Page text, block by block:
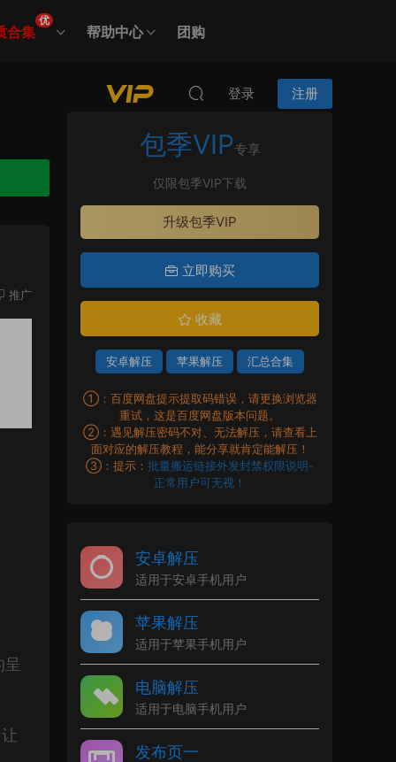
合集
优
帮助中心 团购
登录 注册
推广
呈
包季VIP专享
仅限包季VIP下载
升级包季VIP
立即购买
收藏
安卓解压 苹果解压 汇总合集
①：百度网盘提示提取码错误，请更换浏览器
重试，这是百度网盘版本问题。
②：遇见解压密码不对、无法解压，请查看上
面对应的解压教程，能分享就肯定能解压！
③：提示： 批量搬运链接外发封禁权限说明-
正常用户可无视！
安卓解压
适用于安卓手机用户
苹果解压
适用于苹果手机用户
电脑解压
适用于电脑手机用户
发布页一